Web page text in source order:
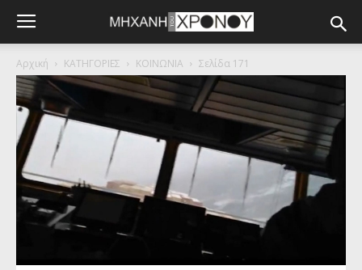
Αρχική ΚΑΤΗΓΟΡΙΕΣ ΚΟΙΝΩΝΙΑ Σελίδα 171